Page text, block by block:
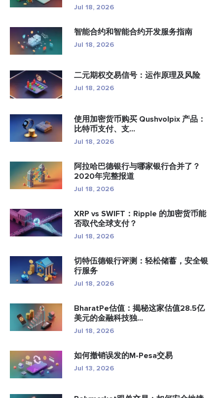
Jul 18, 2026
智能合约和智能合约开发服务指南
Jul 18, 2026
二元期权交易信号：运作原理及风险
Jul 18, 2026
使用加密货币购买 Qushvolpix 产品：
比特币支付、支...
Jul 18, 2026
阿拉哈巴德银行与哪家银行合并了？
2020年完整报道
Jul 18, 2026
XRP vs SWIFT：Ripple 的加密货币能
否取代全球支付？
Jul 18, 2026
切特伍德银行评测：轻松储蓄，安全银
行服务
Jul 18, 2026
BharatPe估值：揭秘这家估值28.5亿
美元的金融科技独...
Jul 18, 2026
如何撤销误发的M-Pesa交易
Jul 13, 2026